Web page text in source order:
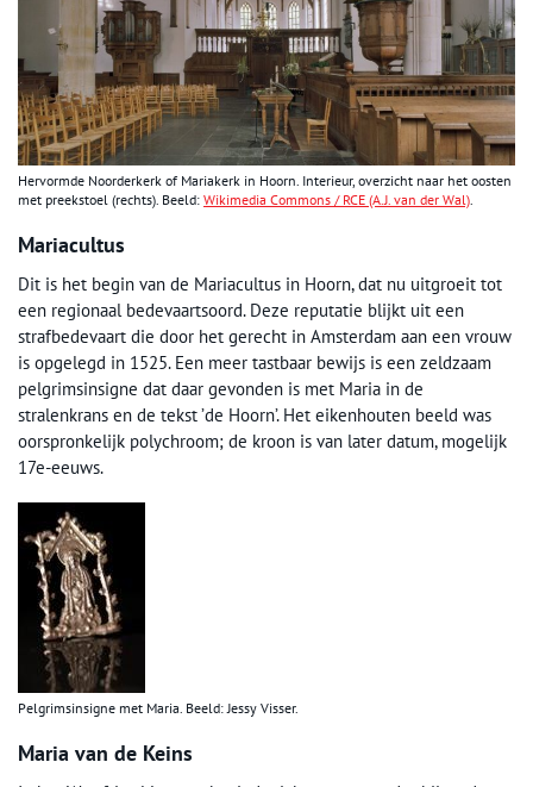
Hervormde Noorderkerk of Mariakerk in Hoorn. Interieur, overzicht naar het oosten
met preekstoel (rechts). Beeld: Wikimedia Commons / RCE (A.J. van der Wal).
Mariacultus
Dit is het begin van de Mariacultus in Hoorn, dat nu uitgroeit tot
een regionaal bedevaartsoord. Deze reputatie blijkt uit een
strafbedevaart die door het gerecht in Amsterdam aan een vrouw
is opgelegd in 1525. Een meer tastbaar bewijs is een zeldzaam
pelgrimsinsigne dat daar gevonden is met Maria in de
stralenkrans en de tekst ’de Hoorn’. Het eikenhouten beeld was
oorspronkelijk polychroom; de kroon is van later datum, mogelijk
17e-eeuws.
Pelgrimsinsigne met Maria. Beeld: Jessy Visser.
Maria van de Keins